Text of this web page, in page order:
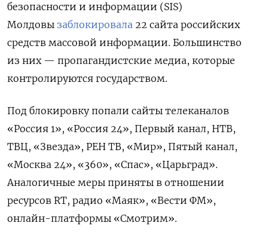
безопасности и информации (SIS)
Молдовы заблокировала 22 сайта российских
средств массовой информации. Большинство
из них — пропагандистские медиа, которые
контролируются государством.
Под блокировку попали сайты телеканалов
«Россия 1», «Россия 24», Первый канал, НТВ,
ТВЦ, «Звезда», РЕН ТВ, «Мир», Пятый канал,
«Москва 24», «360», «Спас», «Царьград».
Аналогичные меры приняты в отношении
ресурсов RT, радио «Маяк», «Вести ФМ»,
онлайн-платформы «Смотрим».